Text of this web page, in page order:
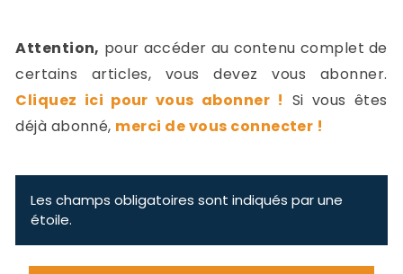
Attention, pour accéder au contenu complet de
certains articles, vous devez vous abonner.
Cliquez ici pour vous abonner ! Si vous êtes
déjà abonné, merci de vous connecter !
Les champs obligatoires sont indiqués par une
étoile.